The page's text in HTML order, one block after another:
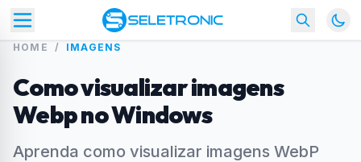
HOME / IMAGENS
Como visualizar imagens
Webp no Windows
Aprenda como visualizar imagens WebP